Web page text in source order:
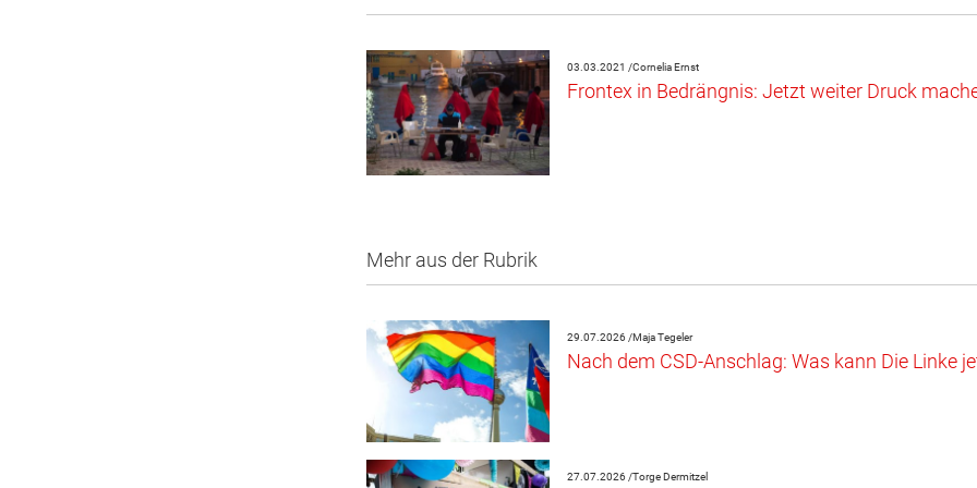
03.03.2021 /Cornelia Ernst
Frontex in Bedrängnis: Jetzt weiter Druck
Mehr aus der Rubrik
29.07.2026 /Maja Tegeler
Nach dem CSD-Anschlag: Was kann Die Linke
27.07.2026 /Torge Dermitzel